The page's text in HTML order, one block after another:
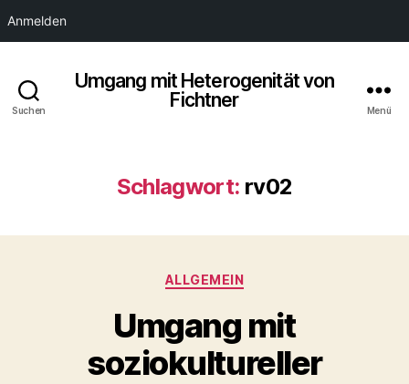
Anmelden
Suchen
Umgang mit Heterogenität von
Fichtner
Menü
Schlagwort: rv02
Kategorien
ALLGEMEIN
Umgang mit
soziokultureller